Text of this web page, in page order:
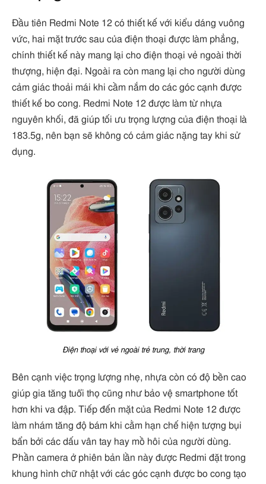
Đầu tiên Redmi Note 12 có thiết kế với kiểu dáng vuông
vức, hai mặt trước sau của điện thoại được làm phẳng,
chính thiết kế này mang lại cho điện thoại vẻ ngoài thời
thượng, hiện đại. Ngoài ra còn mang lại cho người dùng
cảm giác thoải mái khi cầm nắm do các góc cạnh được
thiết kế bo cong. Redmi Note 12 được làm từ nhựa
nguyên khối, đã giúp tối ưu trọng lượng của điện thoại là
183.5g, nên bạn sẽ không có cảm giác nặng tay khi sử
dụng.
Điện thoại với vẻ ngoài trẻ trung, thời trang
Bên cạnh việc trọng lượng nhẹ, nhựa còn có độ bền cao
giúp gia tăng tuổi thọ cũng như bảo vệ smartphone tốt
hơn khi va đập. Tiếp đến mặt của Redmi Note 12 được
làm nhám tăng độ bám khi cằm hạn chế hiện tượng bụi
bẩn bởi các dấu vân tay hay mồ hôi của người dùng.
Phần camera ở phiên bản lần này được Redmi đặt trong
khung hình chữ nhật với các góc cạnh được bo cong tạo